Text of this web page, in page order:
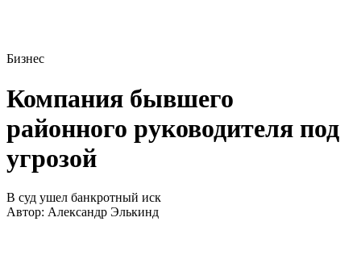
Бизнес
Компания бывшего
районного руководителя под
угрозой
В суд ушел банкротный иск
Автор: Александр Элькинд